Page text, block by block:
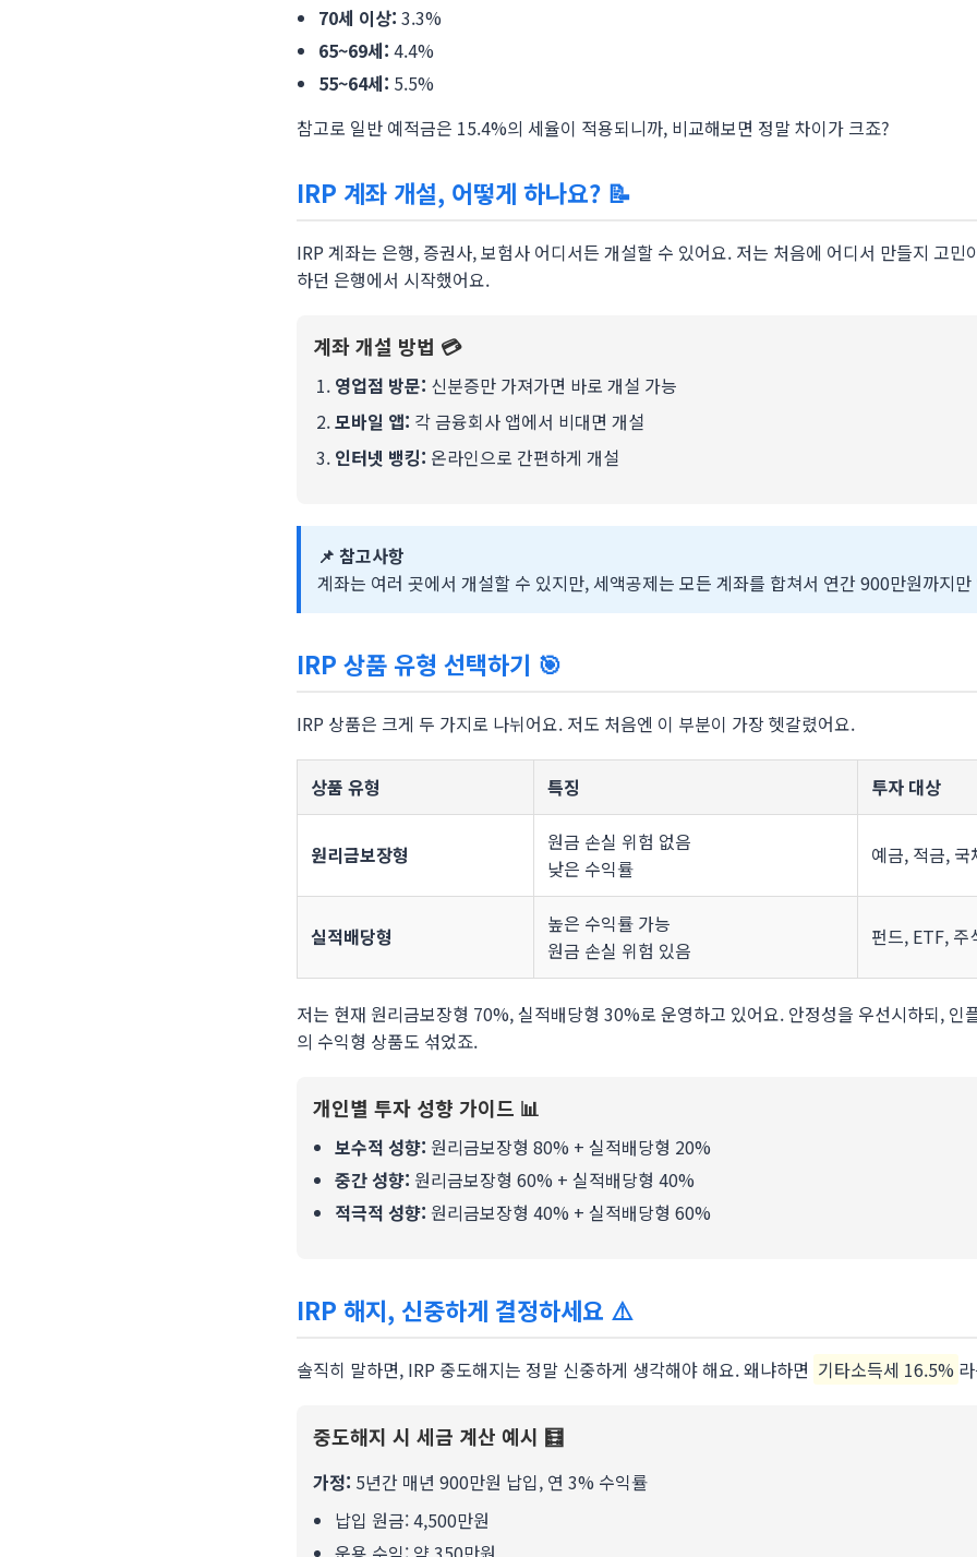
70세 이상: 3.3%
65~69세: 4.4%
55~64세: 5.5%
참고로 일반 예적금은 15.4%의 세율이 적용되니까, 비교해보면 정말 차이가 크죠?
IRP 계좌 개설, 어떻게 하나요? 📝
IRP 계좌는 은행, 증권사, 보험사 어디서든 개설할 수 있어요. 저는 처음에 어디서 만들지 고민
하던 은행에서 시작했어요.
계좌 개설 방법 💳
영업점 방문: 신분증만 가져가면 바로 개설 가능
모바일 앱: 각 금융회사 앱에서 비대면 개설
인터넷 뱅킹: 온라인으로 간편하게 개설
📌 참고사항
계좌는 여러 곳에서 개설할 수 있지만, 세액공제는 모든 계좌를 합쳐서 연간 900만원까지
IRP 상품 유형 선택하기 🎯
IRP 상품은 크게 두 가지로 나뉘어요. 저도 처음엔 이 부분이 가장 헷갈렸어요.
상품 유형 특징 투자 대상
원리금보장형
원금 손실 위험 없음
낮은 수익률
예금, 적금, 국
실적배당형
높은 수익률 가능
원금 손실 위험 있음
펀드, ETF, 주
저는 현재 원리금보장형 70%, 실적배당형 30%로 운영하고 있어요. 안정성을 우선시하되, 인
의 수익형 상품도 섞었죠.
개인별 투자 성향 가이드 📊
보수적 성향: 원리금보장형 80% + 실적배당형 20%
중간 성향: 원리금보장형 60% + 실적배당형 40%
적극적 성향: 원리금보장형 40% + 실적배당형 60%
IRP 해지, 신중하게 결정하세요 ⚠️
솔직히 말하면, IRP 중도해지는 정말 신중하게 생각해야 해요. 왜냐하면 기타소득세 16.5%
중도해지 시 세금 계산 예시 🧮
가정: 5년간 매년 900만원 납입, 연 3% 수익률
납입 원금: 4,500만원